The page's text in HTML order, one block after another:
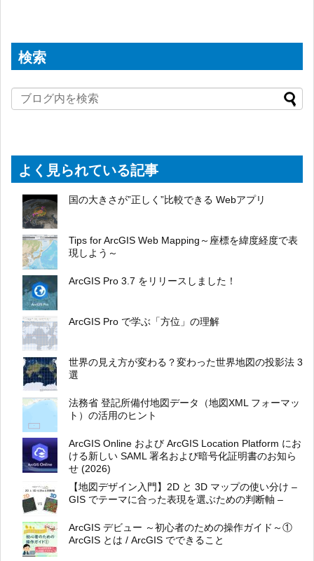
検索
よく見られている記事
国の大きさが”正しく”比較できる Webアプリ
Tips for ArcGIS Web Mapping～座標を緯度経度で表
現しよう～
ArcGIS Pro 3.7 をリリースしました！
ArcGIS Pro で学ぶ「方位」の理解
世界の見え方が変わる？変わった世界地図の投影法 3
選
法務省 登記所備付地図データ（地図XML フォーマッ
ト）の活用のヒント
ArcGIS Online および ArcGIS Location Platform にお
ける新しい SAML 署名および暗号化証明書のお知ら
せ (2026)
【地図デザイン入門】2D と 3D マップの使い分け –
GIS でテーマに合った表現を選ぶための判断軸 –
ArcGIS デビュー ～初心者のための操作ガイド～①
ArcGIS とは / ArcGIS でできること